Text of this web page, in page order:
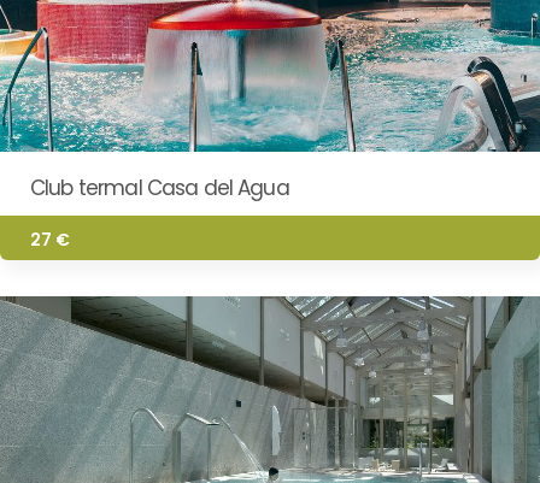
Club termal Casa del Agua
27 €